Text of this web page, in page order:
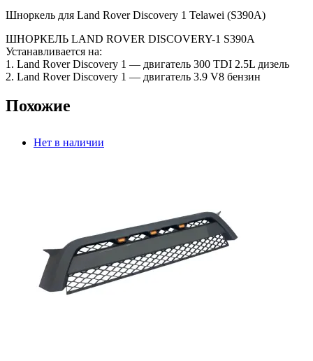
Шноркель для Land Rover Discovery 1 Telawei (S390A)
ШНОРКЕЛЬ LAND ROVER DISCOVERY-1 S390A
Устанавливается на:
1. Land Rover Discovery 1 — двигатель 300 TDI 2.5L дизель
2. Land Rover Discovery 1 — двигатель 3.9 V8 бензин
Похожие
Нет в наличии